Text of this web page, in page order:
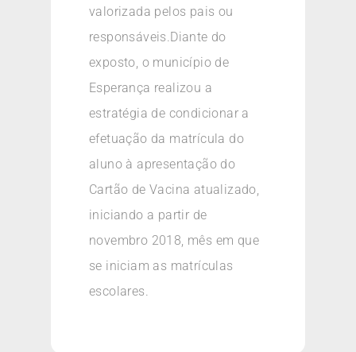
valorizada pelos pais ou
responsáveis.Diante do
exposto, o município de
Esperança realizou a
estratégia de condicionar a
efetuação da matrícula do
aluno à apresentação do
Cartão de Vacina atualizado,
iniciando a partir de
novembro 2018, mês em que
se iniciam as matrículas
escolares.